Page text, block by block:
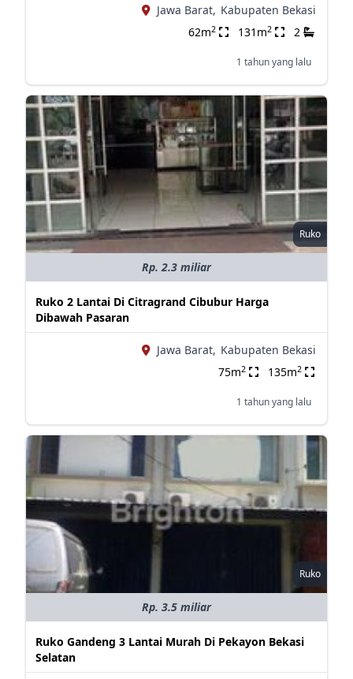
Jawa Barat, Kabupaten Bekasi
62m2 131m2 2
1 tahun yang lalu
Ruko
Rp. 2.3 miliar
Ruko 2 Lantai Di Citragrand Cibubur Harga
Dibawah Pasaran
Jawa Barat, Kabupaten Bekasi
75m2 135m2
1 tahun yang lalu
Ruko
Rp. 3.5 miliar
Ruko Gandeng 3 Lantai Murah Di Pekayon Bekasi
Selatan